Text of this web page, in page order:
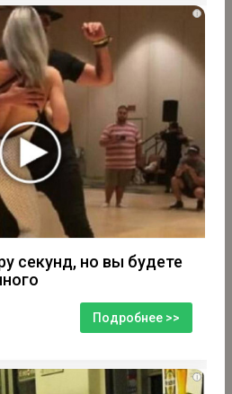
i
секунд, но вы будете
Подробнее >>
i